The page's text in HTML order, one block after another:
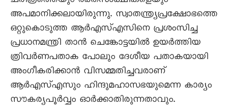
അപമാനിക്കലായിരുന്നു. സ്വാതന്ത്ര്യപ്രക്ഷോഭത്തെ
ഒറ്റുകൊടുത്ത ആർഎസ്എസിനെ പ്രശംസിച്ച
പ്രധാനമന്ത്രി താൻ ചെങ്കോട്ടയിൽ ഉയർത്തിയ
ത്രിവർണപതാക പോലും ദേശീയ പതാകയായി
അംഗീകരിക്കാൻ വിസമ്മതിച്ചവരാണ്
ആർഎസ്എസും ഹിന്ദുമഹാസഭയുമെന്ന കാര്യം
സൗകര്യപൂർവ്വം ഓർക്കാതിരുന്നതാവും.